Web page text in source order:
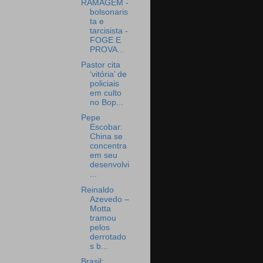
RAMAGEM -
bolsonaris
ta e
tarcisista -
FOGE E
PROVA...
Pastor cita
‘vitória’ de
policiais
em culto
no Bop...
Pepe
Escobar:
China se
concentra
em seu
desenvolvi
...
Reinaldo
Azevedo –
Motta
tramou
pelos
derrotado
s b...